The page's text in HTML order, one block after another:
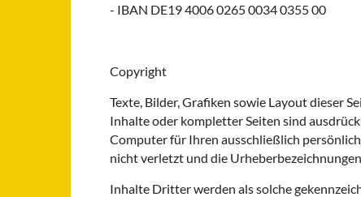
- IBAN DE19 4006 0265 0034 0355 00
Copyright
Texte, Bilder, Grafiken sowie Layout dieser
Inhalte oder kompletter Seiten sind
Computer für Ihren ausschließlich
nicht verletzt und die
Inhalte Dritter werden als solche